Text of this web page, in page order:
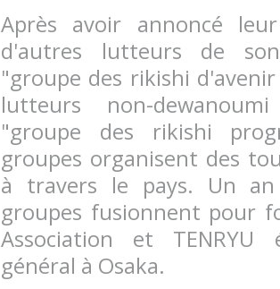
Après avoir annoncé
d'autres lutteurs de
"groupe des rikishi
lutteurs non-
"groupe des rikishi
groupes organisent des
à travers le pays. Un
groupes fusionnent pour
Association et
général à Osaka.